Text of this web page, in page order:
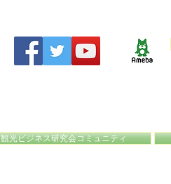
観光ビジネス研究会コミュニティ